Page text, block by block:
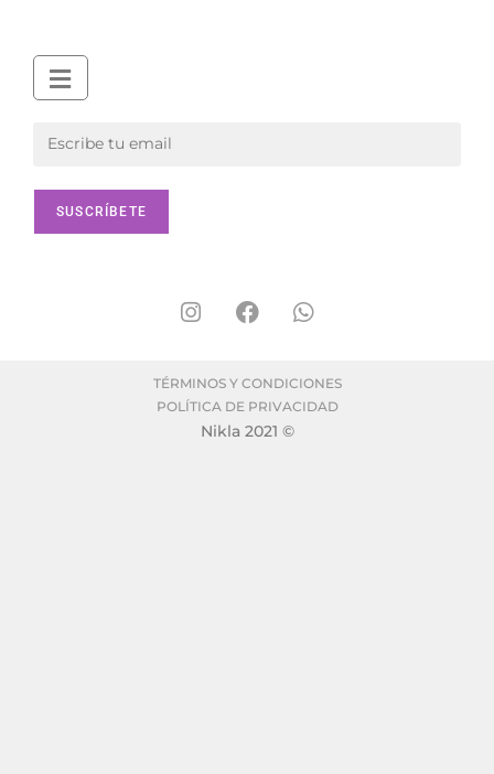
TÉRMINOS Y CONDICIONES
POLÍTICA DE PRIVACIDAD
Nikla 2021 ©